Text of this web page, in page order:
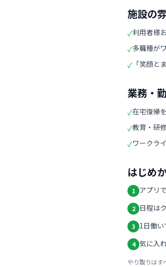
施設の
✓利用者様
✓多職種が
✓ 「笑顔と
業務・
✓在宅復帰
✓教育・研
✓ワークラ
はじめ
1 アプリ
2 日程は
3 1日働
4 気に入
やり取りはす